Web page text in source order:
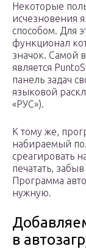
Некоторые
исчезновения
способом. Для
функционал
значок. Самой
является
панель задач
языковой
«РУС»).
К тому же,
набираемый
среагировать
печатать,
Программа
нужную.
в